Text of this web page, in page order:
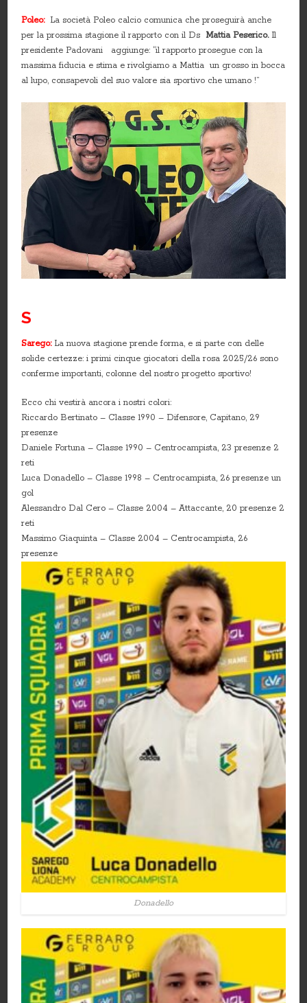
Poleo:La società Poleo calcio comunica che proseguirà anche
per la prossima stagione il rapporto con il DsMattia Peserico. Il
presidente Padovani aggiunge: “il rapporto prosegue con la
massima fiducia e stima e rivolgiamo a Mattia un grosso in bocca
al lupo, consapevoli del suo valore sia sportivo che umano !”
S
Sarego: La nuova stagione prende forma, e si parte con delle
solide certezze: i primi cinque giocatori della rosa 2025/26 sono
conferme importanti, colonne del nostro progetto sportivo!
Ecco chi vestirà ancora i nostri colori:
Riccardo Bertinato – Classe 1990 – Difensore, Capitano, 29
presenze
Daniele Fortuna – Classe 1990 – Centrocampista, 23 presenze 2
reti
Luca Donadello – Classe 1998 – Centrocampista, 26 presenze un
gol
Alessandro Dal Cero – Classe 2004 – Attaccante, 20 presenze 2
reti
Massimo Giaquinta – Classe 2004 – Centrocampista, 26
presenze
Donadello